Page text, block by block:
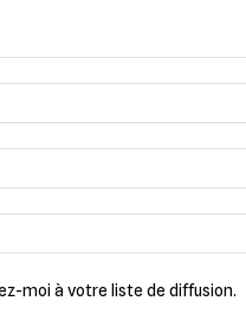
moi à votre liste de diffusion.